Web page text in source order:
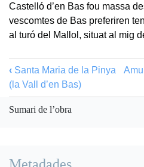
Castelló d’en Bas fou massa
vescomtes de Bas preferiren
al turó del Mallol, situat al mig
‹ Santa Maria de la Pinya
(la Vall d’en Bas)
Sumari de l’obra
Metadades